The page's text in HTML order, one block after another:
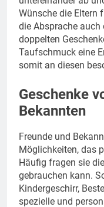
Wünsche die Eltern
die Absprache auch
doppelten
Taufschmuck eine
somit an diesen
Geschenke
Bekannten
Freunde und
Möglichkeiten, das
Häufig fragen sie
gebrauchen kann.
Kindergeschirr,
spezielle und